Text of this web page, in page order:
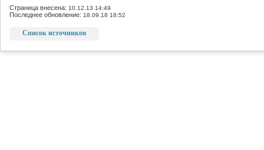
Страница внесена: 10.12.13 14:49
Последнее обновление: 18.09.18 18:52
Список источников